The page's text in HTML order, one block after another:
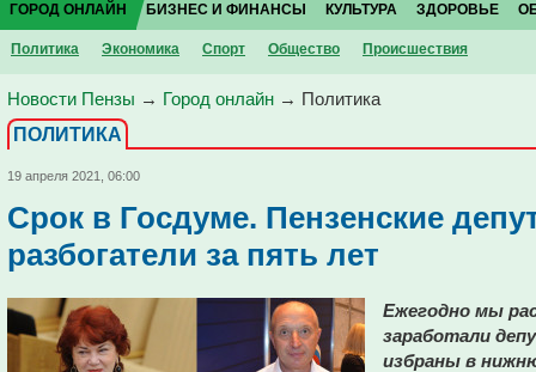
ГОРОД ОНЛАЙН
Политика Экономика Спорт Общество Проиcшествия
БИЗНЕС И ФИНАНСЫ КУЛЬТУРА ЗДОРОВЬЕ
Новости Пензы → Город онлайн → Политика
ПОЛИТИКА
19 апреля 2021, 06:00
Срок в Госдуме. Пензенские
разбогатели за пять лет
Ежегодно мы
заработали
избраны в